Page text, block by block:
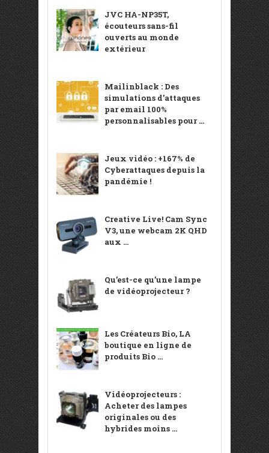
JVC HA-NP35T,
écouteurs sans-fil
ouverts au monde
extérieur
Mailinblack : Des
simulations d’attaques
par email 100%
personnalisables pour ...
Jeux vidéo : +167% de
Cyberattaques depuis la
pandémie !
Creative Live! Cam Sync
V3, une webcam 2K QHD
aux ...
Qu’est-ce qu’une lampe
de vidéoprojecteur ?
Les Créateurs Bio, LA
boutique en ligne de
produits Bio ...
Vidéoprojecteurs :
Acheter des lampes
originales ou des
hybrides moins ...